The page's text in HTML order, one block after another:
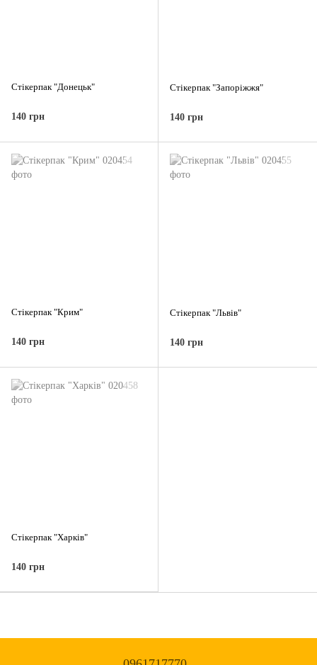
Стікерпак "Донецьк"
140 грн
Стікерпак "Запоріжжя"
140 грн
Стікерпак "Крим"
140 грн
Стікерпак "Львів"
140 грн
Стікерпак "Харків"
140 грн